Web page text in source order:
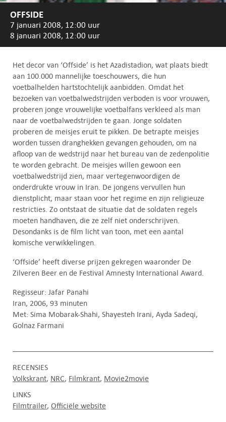
OFFSIDE
7 januari 2008, 12:00 uur
8 januari 2008, 12:00 uur
Het decor van ‘Offside’ is het Azadistadion, wat plaats biedt
aan 100.000 mannelijke toeschouwers, die hun
voetbalhelden hartstochtelijk aanbidden. Omdat het
bezoeken van voetbalwedstrijden verboden is voor vrouwen,
proberen jonge vrouwelijke voetbalfans verkleed als man
naar de voetbalwedstrijden te gaan. Jonge soldaten
proberen de meisjes eruit te pikken. De betrapte meisjes
worden tussen dranghekken gevangen gehouden, om na
afloop van de wedstrijd naar het bureau van de zedenpolitie
te worden gebracht. De meisjes willen gewoon een
voetbalwedstrijd zien, maar vertegenwoordigen de
onderdrukte vrouw in Iran. De jongens vervullen hun
dienstplicht, maar staan voor het regime en zijn religieuze
restricties. Zo ontstaat de situatie dat de soldaten regels
moeten handhaven, die ze zelf niet onderschrijven.
Desondanks is de film licht van toon, met een aantal
komische verwikkelingen.
‘Offside’ heeft diverse prijzen gekregen waaronder De
Zilveren Beer en de Festival Amnesty International Award.
Regisseur: Jafar Panahi
Iran, 2006, 93 minuten
Met: Sima Mobarak-Shahi, Shayesteh Irani, Ayda Sadeqi,
Golnaz Farmani
RECENSIES
Volkskrant NRC Filmkrant Movie2movie
LINKS
Filmtrailer Officiële website